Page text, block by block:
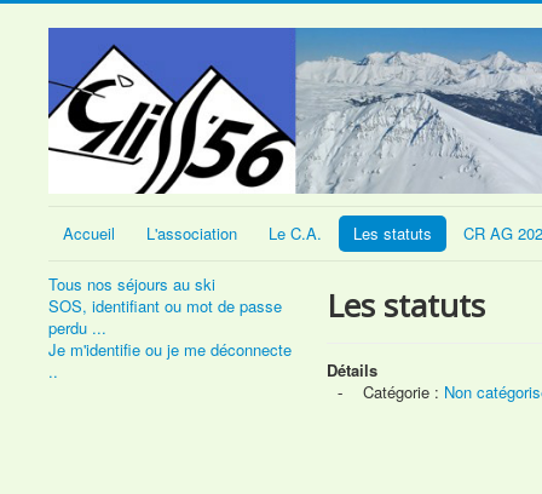
Accueil L'association Le C.A. Les statuts CR AG
Tous nos séjours au ski
SOS, identifiant ou mot de passe
perdu ...
Je m'identifie ou je me déconnecte
..
Les statuts
Détails
Catégorie : Non